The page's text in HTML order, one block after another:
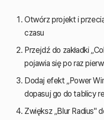
Otwórz projekt i
czasu
Przejdź do zakładki
pojawia się po raz
Dodaj efekt „Power
dopasuj go do tablicy
Zwiększ „Blur Radius"